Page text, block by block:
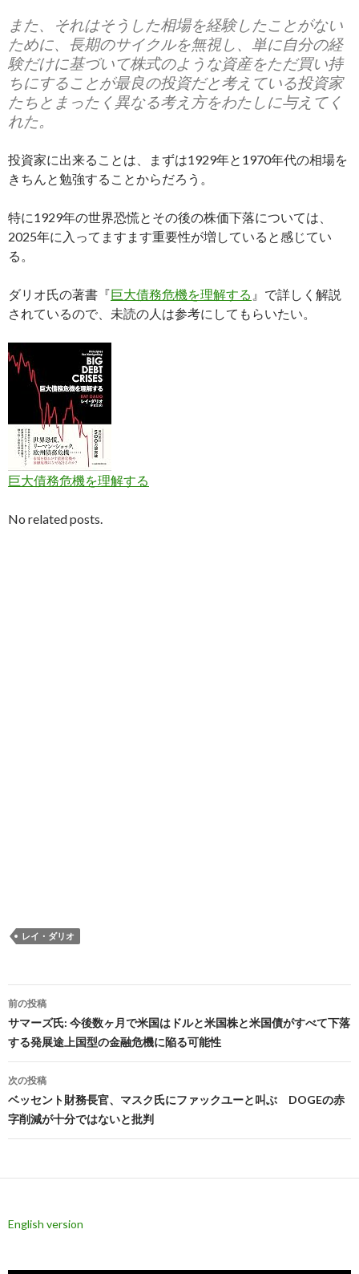
また、それはそうした相場を経験したことがない
ために、長期のサイクルを無視し、単に自分の経
験だけに基づいて株式のような資産をただ買い持
ちにすることが最良の投資だと考えている投資家
たちとまったく異なる考え方をわたしに与えてく
れた。
投資家に出来ることは、まずは1929年と1970年代の相場を
きちんと勉強することからだろう。
特に1929年の世界恐慌とその後の株価下落については、
2025年に入ってますます重要性が増していると感じてい
る。
ダリオ氏の著書『巨大債務危機を理解する 』で詳しく解説
されているので、未読の人は参考にしてもらいたい。
巨大債務危機を理解する
No related posts.
レイ・ダリオ
投
稿
ナ
ビ
ゲ
ー
ン
前の投稿
サマーズ氏: 今後数ヶ月で米国はドルと米国株と米国債がすべて下落
する発展途上国型の金融危機に陥る可能性
次の投稿
ベッセント財務長官、マスク氏にファックユーと叫ぶ DOGEの赤
字削減が十分ではないと批判
English version